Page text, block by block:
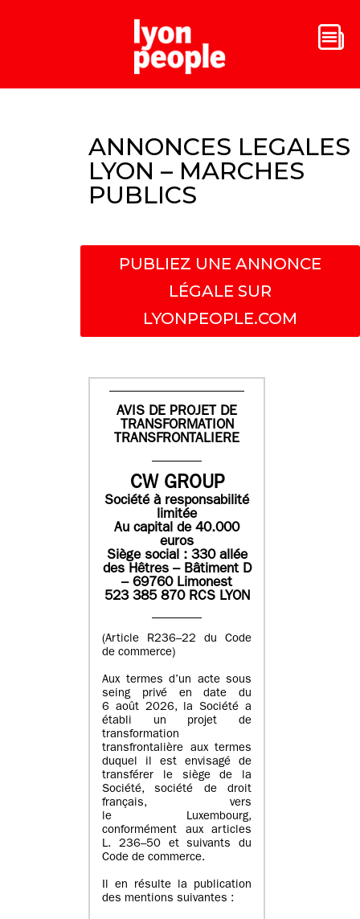
ANNONCES LEGALES
LYON – MARCHES
PUBLICS
PUBLIEZ UNE ANNONCE
LÉGALE SUR
LYONPEOPLE.COM
AVIS DE PROJET DE
TRANSFORMATION
TRANSFRONTALIERE
CW GROUP
Société à responsabilité
limitée
Au capital de 40.000
euros
Siège social : 330 allée
des Hêtres – Bâtiment D
– 69760 Limonest
523 385 870 RCS LYON
(Article R236–22 du Code
de commerce)
Aux termes d’un acte sous
seing privé en date du
6 août 2026, la Société a
établi un projet de
transformation
transfrontalière aux termes
duquel il est envisagé de
transférer le siège de la
Société, société de droit
français, vers
le Luxembourg,
conformément aux articles
L. 236–50 et suivants du
Code de commerce.
Il en résulte la publication
des mentions suivantes :